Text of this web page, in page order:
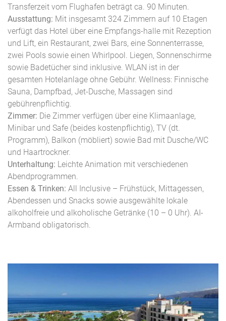
Transferzeit vom Flughafen beträgt ca. 90 Minuten.
Ausstattung: Mit insgesamt 324 Zimmern auf 10 Etagen
verfügt das Hotel über eine Empfangs-halle mit Rezeption
und Lift, ein Restaurant, zwei Bars, eine Sonnenterrasse,
zwei Pools sowie einen Whirlpool. Liegen, Sonnenschirme
sowie Badetücher sind inklusive. WLAN ist in der
gesamten Hotelanlage ohne Gebühr. Wellness: Finnische
Sauna, Dampfbad, Jet-Dusche, Massagen sind
gebührenpflichtig.
Zimmer: Die Zimmer verfügen über eine Klimaanlage,
Minibar und Safe (beides kostenpflichtig), TV (dt.
Programm), Balkon (möbliert) sowie Bad mit Dusche/WC
und Haartrockner.
Unterhaltung: Leichte Animation mit verschiedenen
Abendprogrammen.
Essen & Trinken: All Inclusive – Frühstück, Mittagessen,
Abendessen und Snacks sowie ausgewählte lokale
alkoholfreie und alkoholische Getränke (10 – 0 Uhr). AI-
Armband obligatorisch.